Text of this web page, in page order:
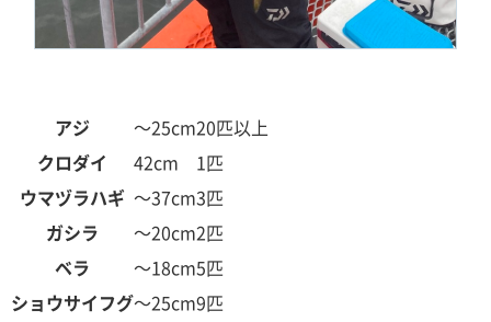
アジ ～25cm20匹以上
クロダイ
42cm
1匹
ウマヅラハギ ～37cm3匹
ガシラ
～20cm2匹
ベラ
～18cm5匹
ショウサイフグ～25cm9匹